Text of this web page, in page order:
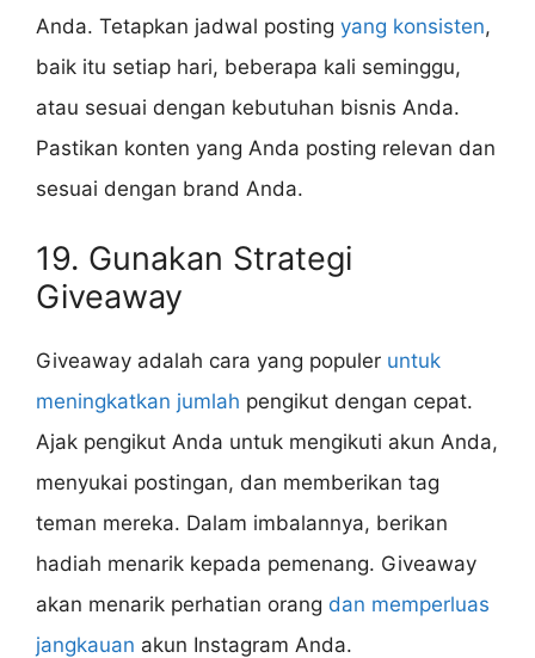
Anda. Tetapkan jadwal posting yang konsisten,
baik itu setiap hari, beberapa kali seminggu,
atau sesuai dengan kebutuhan bisnis Anda.
Pastikan konten yang Anda posting relevan dan
sesuai dengan brand Anda.
19. Gunakan Strategi
Giveaway
Giveaway adalah cara yang populer untuk
meningkatkan jumlah pengikut dengan cepat.
Ajak pengikut Anda untuk mengikuti akun Anda,
menyukai postingan, dan memberikan tag
teman mereka. Dalam imbalannya, berikan
hadiah menarik kepada pemenang. Giveaway
akan menarik perhatian orang dan memperluas
jangkauan akun Instagram Anda.